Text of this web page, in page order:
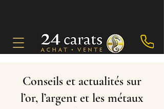
Conseils et actualités sur
l’or, l’argent et les métaux